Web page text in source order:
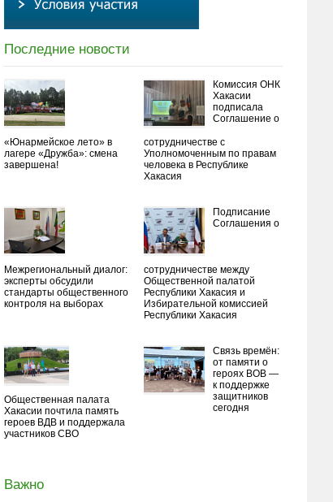
Последние новости
«Юнармейское лето» в
лагере «Дружба»: смена
завершена!
Комиссия ОНК
Хакасии
подписала
Соглашение о
сотрудничестве с
Уполномоченным по правам
человека в Республике
Хакасия
Межрегиональный диалог:
эксперты обсудили
стандарты общественного
контроля на выборах
Подписание
Соглашения о
сотрудничестве между
Общественной палатой
Республики Хакасия и
Избирательной комиссией
Республики Хакасия
Общественная палата
Хакасии почтила память
героев ВДВ и поддержала
участников СВО
Связь времён:
от памяти о
героях ВОВ —
к поддержке
защитников
сегодня
Важно